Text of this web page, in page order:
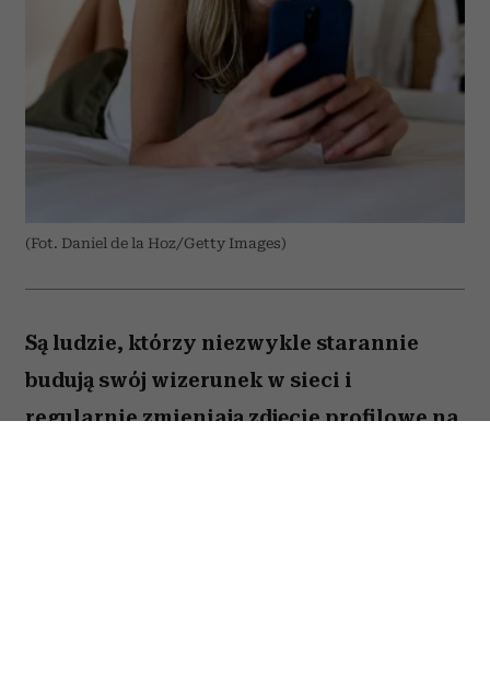
(Fot. Daniel de la Hoz/Getty Images)
Są ludzie, którzy niezwykle starannie
budują swój wizerunek w sieci i
regularnie zmieniają zdjęcie profilowe na